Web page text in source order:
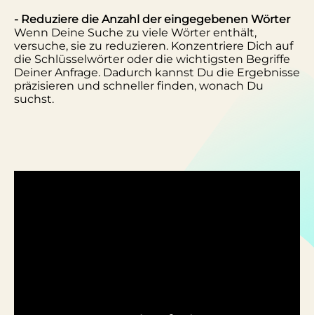
- Reduziere die Anzahl der eingegebenen Wörter
Wenn Deine Suche zu viele Wörter enthält,
versuche, sie zu reduzieren. Konzentriere Dich auf
die Schlüsselwörter oder die wichtigsten Begriffe
Deiner Anfrage. Dadurch kannst Du die Ergebnisse
präzisieren und schneller finden, wonach Du
suchst.